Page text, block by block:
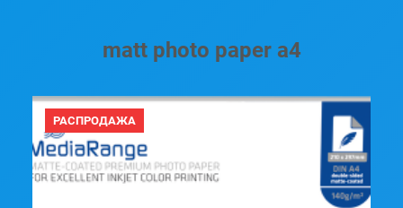
matt photo paper a4
РАСПРОДАЖАПРОДАВАЕМЫЙ
ТОВАР